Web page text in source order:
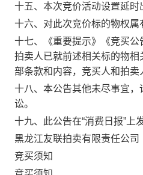
十五、本次竞价活动设置延时
十六、对此次竞价标的物权
十七、《重要提示》《竞买
拍卖人已就前述相关标的物
部条款和内容，竞买人和拍
十八、本公告其他未尽事宜
讼。
十九、此公告在“消费日报”上
黑龙江友联拍卖有限责任公司
竞买须知